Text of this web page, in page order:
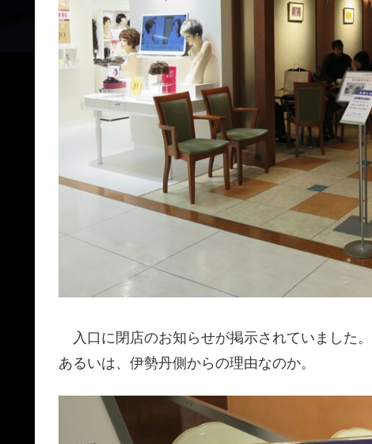
入口に閉店のお知らせが掲示されていました
あるいは、伊勢丹側からの理由なのか。